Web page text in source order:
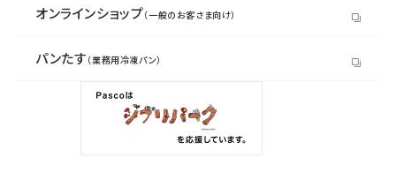
オンラインショップ（一般のお客さま向け）
パンたす （業務用冷凍パン）